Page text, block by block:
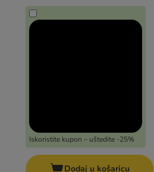
Iskoristite kupon – uštedite -25%
Dodaj u košaricu